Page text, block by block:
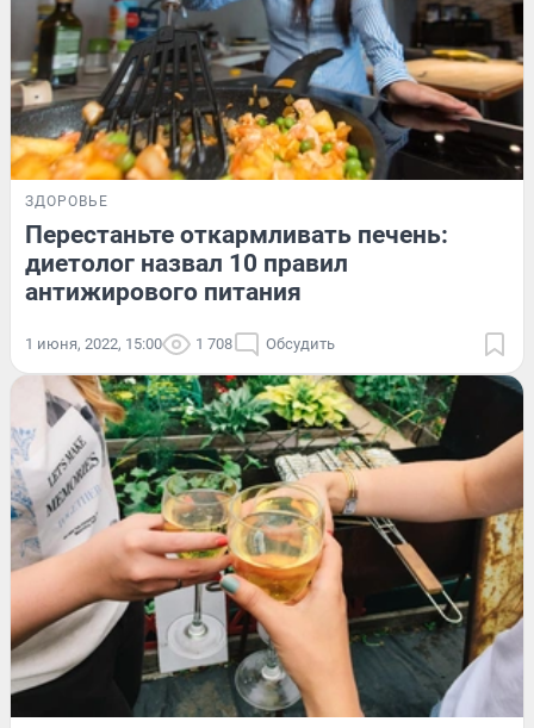
ЗДОРОВЬЕ
Перестаньте откармливать печень:
диетолог назвал 10 правил
антижирового питания
1 июня, 2022, 15:00 1 708 Обсудить